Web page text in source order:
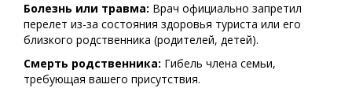
Болезнь или травма: Врач официально запретил
перелет из-за состояния здоровья туриста или его
близкого родственника (родителей, детей).
Смерть родственника: Гибель члена семьи,
требующая вашего присутствия.